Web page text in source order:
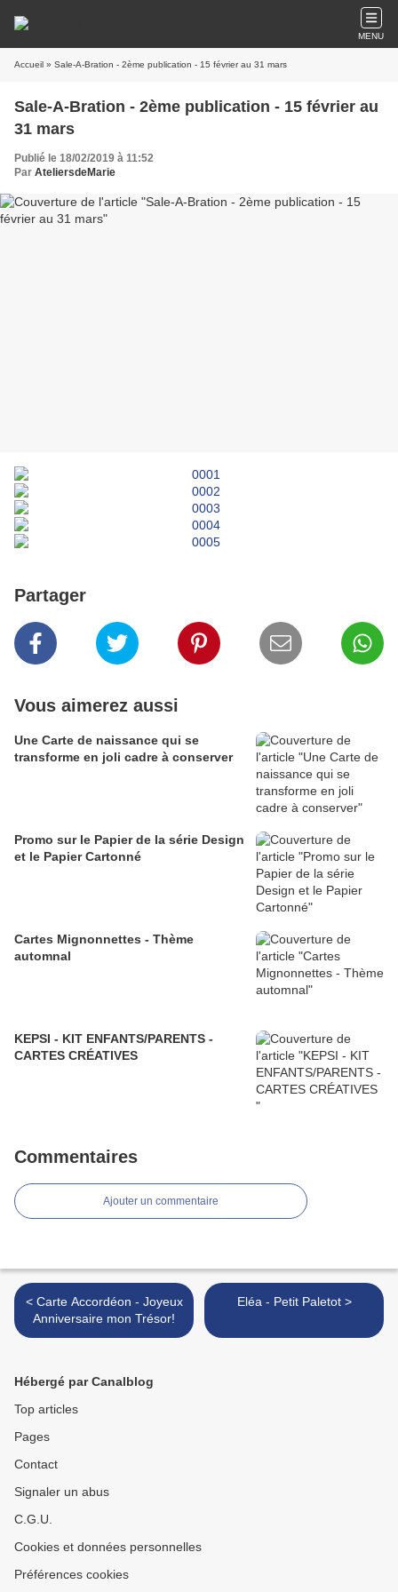
MENU
Accueil » Sale-A-Bration - 2ème publication - 15 février au 31 mars
Sale-A-Bration - 2ème publication - 15 février au
31 mars
Publié le 18/02/2019 à 11:52
Par AteliersdeMarie
Partager
Vous aimerez aussi
Une Carte de naissance qui se
transforme en joli cadre à conserver
Promo sur le Papier de la série Design
et le Papier Cartonné
Cartes Mignonnettes - Thème
automnal
KEPSI - KIT ENFANTS/PARENTS -
CARTES CRÉATIVES
Commentaires
Ajouter un commentaire
< Carte Accordéon - Joyeux
Anniversaire mon Trésor!
Eléa - Petit Paletot >
Hébergé par Canalblog
Top articles
Pages
Contact
Signaler un abus
C.G.U.
Cookies et données personnelles
Préférences cookies